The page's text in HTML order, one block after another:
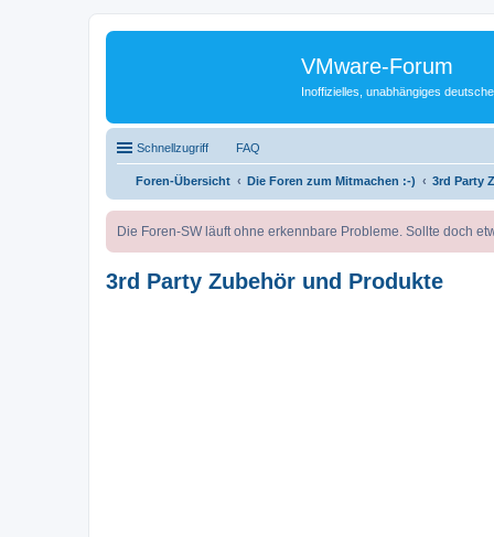
VMware-Forum
Inoffizielles, unabhängiges
Schnellzugriff FAQ
Foren-Übersicht Die Foren zum Mitmachen :-) 3rd Party
Die Foren-SW läuft ohne erkennbare Probleme. Sollte doch
3rd Party Zubehör und Produkte